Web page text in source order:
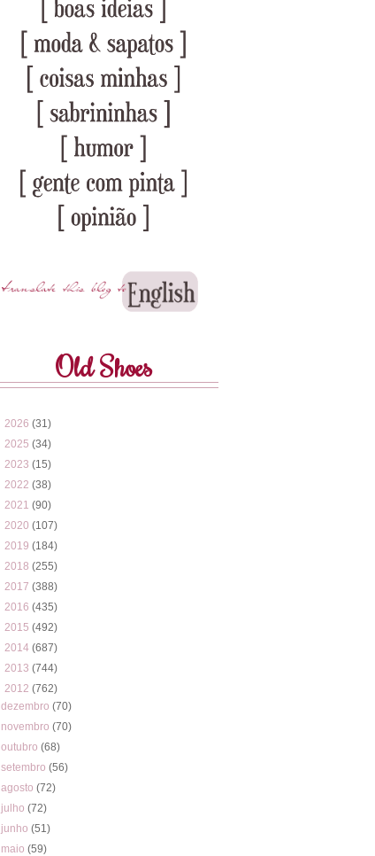
Old Shoes
2026 (31)
2025 (34)
2023 (15)
2022 (38)
2021 (90)
2020 (107)
2019 (184)
2018 (255)
2017 (388)
2016 (435)
2015 (492)
2014 (687)
2013 (744)
2012 (762)
dezembro(70)
novembro(70)
outubro(68)
setembro(56)
agosto(72)
julho(72)
junho(51)
maio(59)